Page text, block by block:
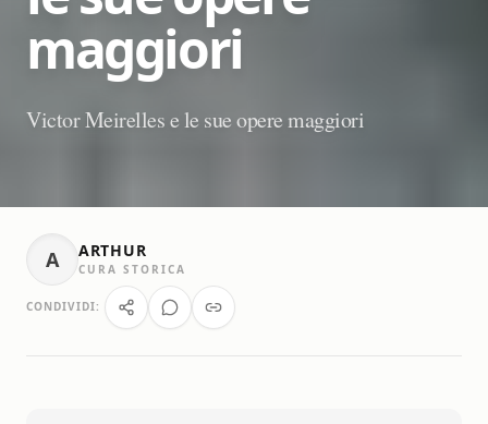
maggiori
Victor Meirelles e le sue opere maggiori
A ARTHUR
CURA STORICA
CONDIVIDI: